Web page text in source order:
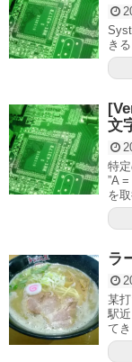
き
文
特
”A
を
ラ
某
駅
て